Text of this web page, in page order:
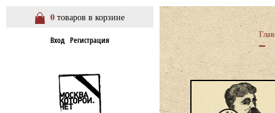
0 товаров в корзине
Вход Регистрация